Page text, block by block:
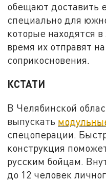
обещают доставить
специально для
которые находятся
время их отправят
соприкосновения.
КСТАТИ
В Челябинской
выпускать
спецоперации.
конструкция
русским бойцам.
до 12 человек